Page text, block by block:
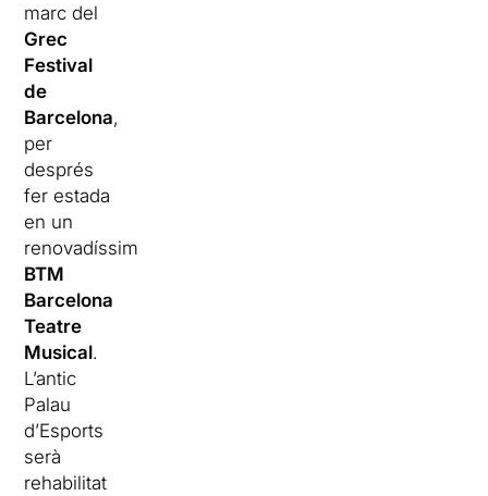
marc del
Grec
Festival
de
Barcelona,
per
després
fer estada
en un
renovadíssim
BTM
Barcelona
Teatre
Musical.
L’antic
Palau
d’Esports
serà
rehabilitat